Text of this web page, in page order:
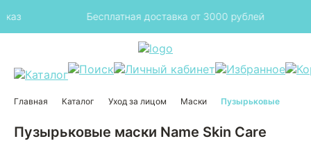
Бесплатная доставка от 3000 рублей
Главная Каталог Уход за лицом Маски Пузырьковые
Пузырьковые маски Name Skin Care